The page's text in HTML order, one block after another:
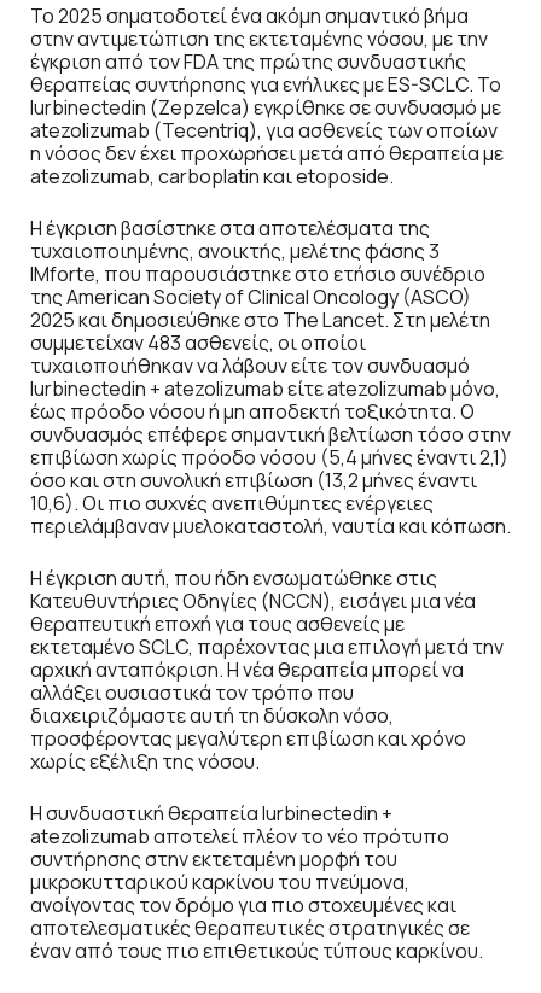
Το 2025 σηματοδοτεί ένα ακόμη σημαντικό βήμα
στην αντιμετώπιση της εκτεταμένης νόσου, με την
έγκριση από τον FDA της πρώτης συνδυαστικής
θεραπείας συντήρησης για ενήλικες με ES-SCLC. Το
lurbinectedin (Zepzelca) εγκρίθηκε σε συνδυασμό με
atezolizumab (Tecentriq), για ασθενείς των οποίων
η νόσος δεν έχει προχωρήσει μετά από θεραπεία με
atezolizumab, carboplatin και etoposide.
Η έγκριση βασίστηκε στα αποτελέσματα της
τυχαιοποιημένης, ανοικτής, μελέτης φάσης 3
IMforte, που παρουσιάστηκε στο ετήσιο συνέδριο
της American Society of Clinical Oncology (ASCO)
2025 και δημοσιεύθηκε στο The Lancet. Στη μελέτη
συμμετείχαν 483 ασθενείς, οι οποίοι
τυχαιοποιήθηκαν να λάβουν είτε τον συνδυασμό
lurbinectedin + atezolizumab είτε atezolizumab μόνο,
έως πρόοδο νόσου ή μη αποδεκτή τοξικότητα. Ο
συνδυασμός επέφερε σημαντική βελτίωση τόσο στην
επιβίωση χωρίς πρόοδο νόσου (5,4 μήνες έναντι 2,1)
όσο και στη συνολική επιβίωση (13,2 μήνες έναντι
10,6). Οι πιο συχνές ανεπιθύμητες ενέργειες
περιελάμβαναν μυελοκαταστολή, ναυτία και κόπωση.
Η έγκριση αυτή, που ήδη ενσωματώθηκε στις
Κατευθυντήριες Οδηγίες (NCCN), εισάγει μια νέα
θεραπευτική εποχή για τους ασθενείς με
εκτεταμένο SCLC, παρέχοντας μια επιλογή μετά την
αρχική ανταπόκριση. Η νέα θεραπεία μπορεί να
αλλάξει ουσιαστικά τον τρόπο που
διαχειριζόμαστε αυτή τη δύσκολη νόσο,
προσφέροντας μεγαλύτερη επιβίωση και χρόνο
χωρίς εξέλιξη της νόσου.
Η συνδυαστική θεραπεία lurbinectedin +
atezolizumab αποτελεί πλέον το νέο πρότυπο
συντήρησης στην εκτεταμένη μορφή του
μικροκυτταρικού καρκίνου του πνεύμονα,
ανοίγοντας τον δρόμο για πιο στοχευμένες και
αποτελεσματικές θεραπευτικές στρατηγικές σε
έναν από τους πιο επιθετικούς τύπους καρκίνου.